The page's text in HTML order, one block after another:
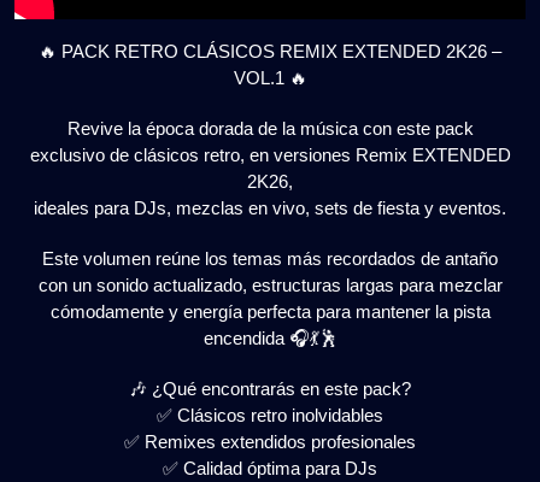
🔥 PACK RETRO CLÁSICOS REMIX EXTENDED 2K26 –
VOL.1 🔥
Revive la época dorada de la música con este pack
exclusivo de clásicos retro, en versiones Remix EXTENDED
2K26,
ideales para DJs, mezclas en vivo, sets de fiesta y eventos.
Este volumen reúne los temas más recordados de antaño
con un sonido actualizado, estructuras largas para mezclar
cómodamente y energía perfecta para mantener la pista
encendida 🎧💃🕺
🎶 ¿Qué encontrarás en este pack?
✅ Clásicos retro inolvidables
✅ Remixes extendidos profesionales
✅ Calidad óptima para DJs